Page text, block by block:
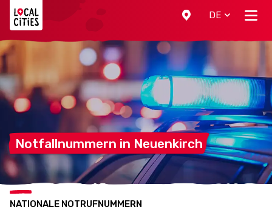
DE
Notfallnummern in Neuenkirch
NATIONALE NOTRUFNUMMERN